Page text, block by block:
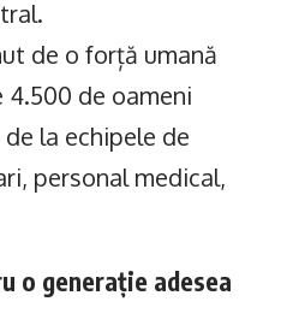
de o forță umană
de oameni
la echipele de
personal medical,
o generație adesea